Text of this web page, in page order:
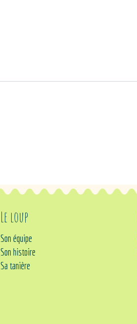
Le loup
Son équipe
Son histoire
Sa tanière